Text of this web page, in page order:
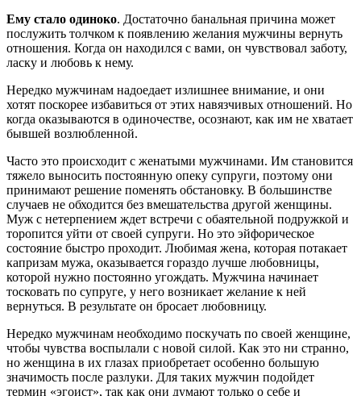
Ему стало одиноко. Достаточно банальная причина может
послужить толчком к появлению желания мужчины вернуть
отношения. Когда он находился с вами, он чувствовал заботу,
ласку и любовь к нему.
Нередко мужчинам надоедает излишнее внимание, и они
хотят поскорее избавиться от этих навязчивых отношений. Но
когда оказываются в одиночестве, осознают, как им не хватает
бывшей возлюбленной.
Часто это происходит с женатыми мужчинами. Им становится
тяжело выносить постоянную опеку супруги, поэтому они
принимают решение поменять обстановку. В большинстве
случаев не обходится без вмешательства другой женщины.
Муж с нетерпением ждет встречи с обаятельной подружкой и
торопится уйти от своей супруги. Но это эйфорическое
состояние быстро проходит. Любимая жена, которая потакает
капризам мужа, оказывается гораздо лучше любовницы,
которой нужно постоянно угождать. Мужчина начинает
тосковать по супруге, у него возникает желание к ней
вернуться. В результате он бросает любовницу.
Нередко мужчинам необходимо поскучать по своей женщине,
чтобы чувства воспылали с новой силой. Как это ни странно,
но женщина в их глазах приобретает особенно большую
значимость после разлуки. Для таких мужчин подойдет
термин «эгоист», так как они думают только о себе и